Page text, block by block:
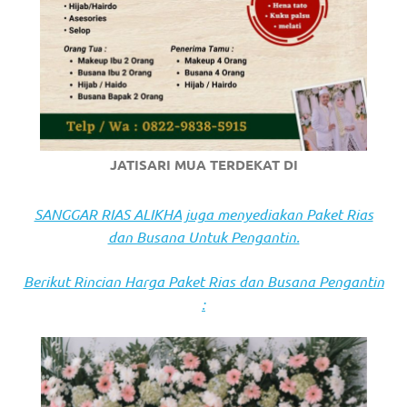
https://www.stockswatches.com
anchor
https://
check
here
https://www.domainwatches.com
visit
JATISARI MUA TERDEKAT DI
SANGGAR RIAS ALIKHA juga menyediakan Paket Rias
dan Busana Untuk Pengantin.
Berikut Rincian Harga Paket Rias dan Busana Pengantin
: